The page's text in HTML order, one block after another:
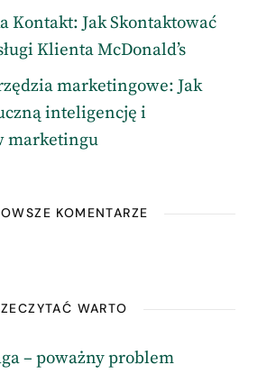
Kontakt: Jak Skontaktować
Klienta McDonald’s
marketingowe: Jak
inteligencję i
marketingu
KOMENTARZE
WARTO
– poważny problem